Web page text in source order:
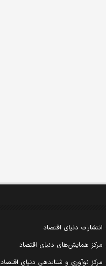
انتشارات دنیای اقتصاد
مرکز همایش‌های دنیای اقتصاد
مرکز نوآوری و شتابدهی دنیای اقتصاد